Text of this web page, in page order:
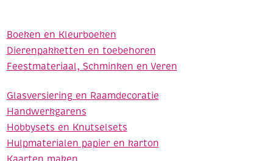
Boeken en Kleurboeken
Dierenpakketten en toebehoren
Feestmateriaal, Schminken en Veren
Glasversiering en Raamdecoratie
Handwerkgarens
Hobbysets en Knutselsets
Hulpmaterialen papier en karton